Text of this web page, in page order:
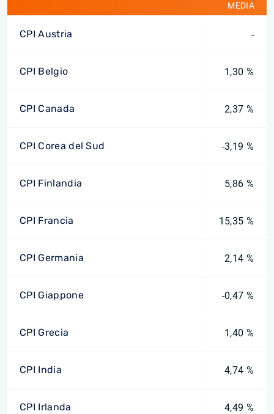
MEDIA
CPI Austria -
CPI Belgio 1,30 %
CPI Canada 2,37 %
CPI Corea del Sud -3,19 %
CPI Finlandia 5,86 %
CPI Francia 15,35 %
CPI Germania 2,14 %
CPI Giappone -0,47 %
CPI Grecia 1,40 %
CPI India 4,74 %
CPI Irlanda 4,49 %